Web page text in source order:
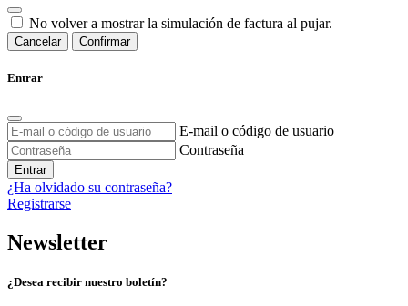
No volver a mostrar la simulación de factura al pujar.
Cancelar Confirmar
Entrar
E-mail o código de usuario
Contraseña
Entrar
¿Ha olvidado su contraseña?
Registrarse
Newsletter
¿Desea recibir nuestro boletín?